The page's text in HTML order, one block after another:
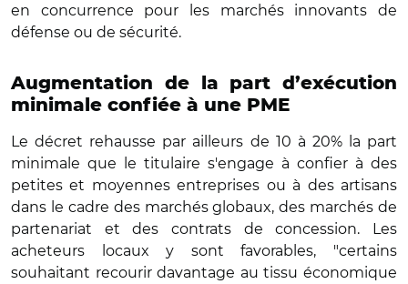
en concurrence pour les marchés innovants de
défense ou de sécurité.
Augmentation de la part d’exécution
minimale confiée à une PME
Le décret rehausse par ailleurs de 10 à 20% la part
minimale que le titulaire s'engage à confier à des
petites et moyennes entreprises ou à des artisans
dans le cadre des marchés globaux, des marchés de
partenariat et des contrats de concession. Les
acheteurs locaux y sont favorables, "certains
souhaitant recourir davantage au tissu économique